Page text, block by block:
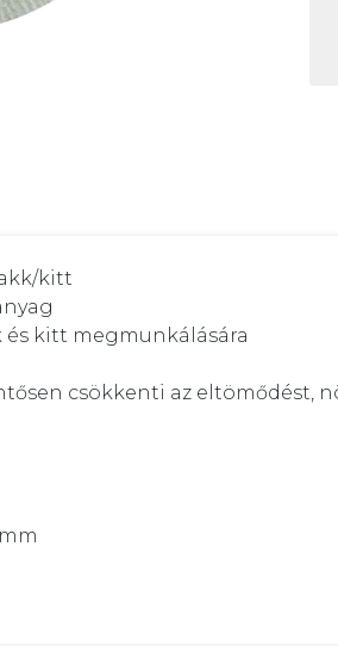
kitt
és kitt megmunkálására
csökkenti az eltömődést,